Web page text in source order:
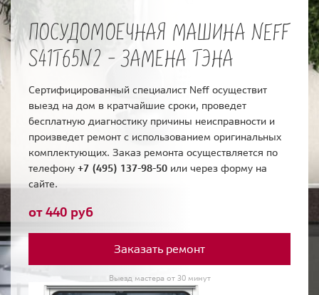
ПОСУДОМОЕЧНАЯ МАШИНА NEFF
S41T65N2 - ЗАМЕНА ТЭНА
Сертифицированный специалист Neff осуществит
выезд на дом в кратчайшие сроки, проведет
бесплатную диагностику причины неисправности и
произведет ремонт с использованием оригинальных
комплектующих. Заказ ремонта осуществляется по
телефону +7 (495) 137-98-50 или через форму на
сайте.
от 440 руб
Заказать ремонт
Выезд мастера от 30 минут